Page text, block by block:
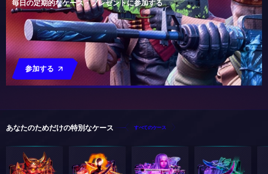
毎日の定期的なケース・プレゼントに参加する
参加する
あなたのためだけの特別なケース すべてのケース